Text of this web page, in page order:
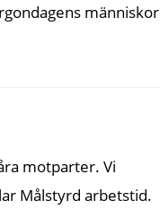
människor
motparter. Vi
Målstyrd arbetstid.